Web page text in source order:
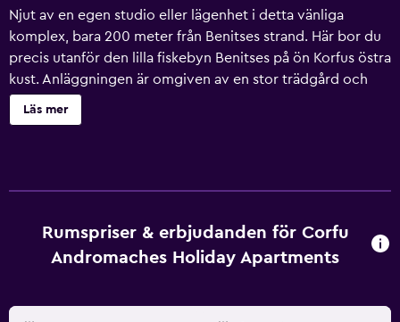
Njut av en egen studio eller lägenhet i detta vänliga
komplex, bara 200 meter från Benitses strand. Här bor du
precis utanför den lilla fiskebyn Benitses på ön Korfus östra
kust. Anläggningen är omgiven av en stor trädgård och
har ett utmärkt läge, med fantastisk utsikt över Joniska
havets inbjudande blå vatten. Detta komplex ligger söder
byar och turiststäder. En buss stannar bara 200 meter från
anläggningen.
Läs mer
Rumspriser & erbjudanden för Corfu
Andromaches Holiday Apartments